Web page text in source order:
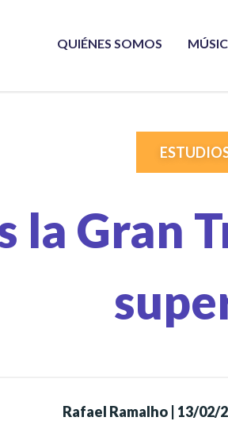
QUIÉNES SOMOS
la Gran
Rafael Ramalho| 13/02/